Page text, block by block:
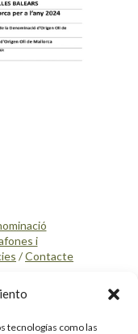
tecnologías como las
i
/Contacte